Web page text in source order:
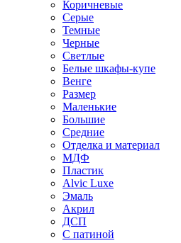
Коричневые
Серые
Темные
Черные
Светлые
Белые шкафы-купе
Венге
Размер
Маленькие
Большие
Средние
Отделка и материал
МДФ
Пластик
Alvic Luxe
Эмаль
Акрил
ДСП
С патиной